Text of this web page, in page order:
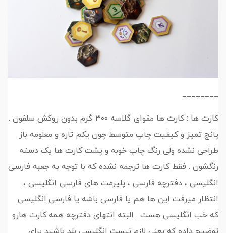
________
کارت ها : کارت ها مقوای گلاسه ۳۰۰ گرم بدون روکش سلفون .
پانچ تمیز و کیفیت چاپ متوسط چون یکم تاره و معلومه باز
طراحی نشده ولی رنگ چاپ خوبه و پشت کارت ها یک دسته
رنگشون . فقط کارت ها ترجمه نشده که با توجه به جعبه فارسی
انگلیسی ، دفترچه فارسی ، پلیرمت های فارسی انگلیسی ،
انتظار میرفت این ها هم یا فارسی باشه یا فارسی انگلیسی
که خب انگلیسی هست . البته انتهای دفترچه همه کارت هارو